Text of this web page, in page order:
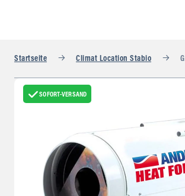
Startseite Climat Location Stabio
SOFORT-VERSAND